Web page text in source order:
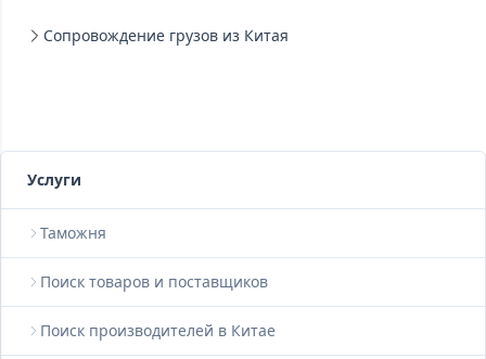
Сопровождение грузов из Китая
Услуги
Таможня
Поиск товаров и поставщиков
Поиск производителей в Китае